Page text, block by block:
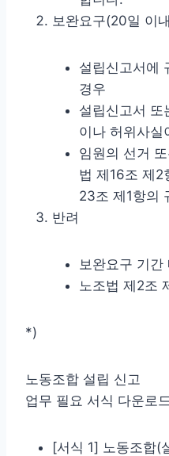
보완요구(20일 이
설립신고서에
경우
설립신고서 또
이나 허위사실
임원의 선거
법 제16조 제2
23조 제1항의
반려
보완요구 기
노조법 제2조
*)
노동조합 설립 신고
업무 필요 서식 다운로
[서식 1] 노동조합(